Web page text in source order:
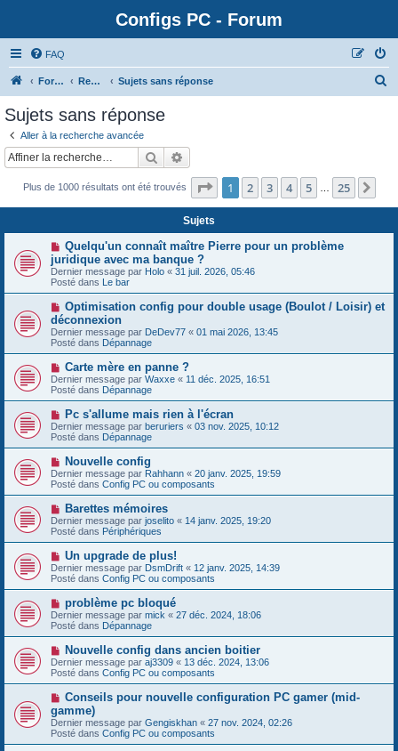
Configs PC - Forum
FAQ
Forum Rechercher Sujets sans réponse
Sujets sans réponse
Aller à la recherche avancée
Rechercher
Plus de 1000 résultats ont été trouvés Page 1sur25
1 2 3 4 5 25
Sujets
N
u
v
e
a
u
m
e
s
a
g
e
Quelqu'un connaît maître Pierre pour un problème
juridique avec ma banque ?
Dernier message par Holo « 31 juil. 2026, 05:46
Posté dans Le bar
N
o
u
v
e
a
u
m
e
s
s
a
g
e
Optimisation config pour double usage (Boulot / Loisir) et
déconnexion
Dernier message par DeDev77 « 01 mai 2026, 13:45
Posté dans Dépannage
N
o
u
v
e
a
u
m
e
s
a
g
e
Carte mère en panne ?
Dernier message par Waxxe « 11 déc. 2025, 16:51
Posté dans Dépannage
N
o
u
v
e
a
u
m
e
s
a
g
e
Pc s'allume mais rien à l'écran
Dernier message par beruriers « 03 nov. 2025, 10:12
Posté dans Dépannage
N
o
u
v
e
a
u
m
e
s
s
a
g
Nouvelle config
Dernier message par Rahhann « 20 janv. 2025, 19:59
Posté dans Config PC ou composants
N
o
u
v
e
a
u
m
e
s
s
a
g
e
Barettes mémoires
Dernier message par joselito « 14 janv. 2025, 19:20
Posté dans Périphériques
N
o
u
v
u
m
e
s
a
g
e
Un upgrade de plus!
Dernier message par DsmDrift « 12 janv. 2025, 14:39
Posté dans Config PC ou composants
N
o
u
v
e
a
u
m
e
s
s
a
g
e
problème pc bloqué
Dernier message par mick « 27 déc. 2024, 18:06
Posté dans Dépannage
N
o
u
v
a
u
m
e
s
Nouvelle config dans ancien boitier
Dernier message par aj3309 « 13 déc. 2024, 13:06
Posté dans Config PC ou composants
N
u
v
e
a
Conseils pour nouvelle configuration PC gamer (mid-
gamme)
Dernier message par Gengiskhan « 27 nov. 2024, 02:26
Posté dans Config PC ou composants